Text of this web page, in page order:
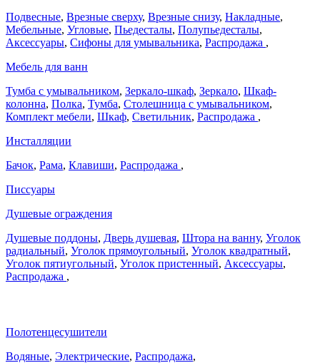
Подвесные, Врезные сверху, Врезные снизу, Накладные,
Мебельные, Угловые, Пьедесталы, Полупьедесталы,
Аксессуары, Сифоны для умывальника, Распродажа ,
Мебель для ванн
Тумба с умывальником, Зеркало-шкаф, Зеркало, Шкаф-
колонна, Полка, Тумба, Столешница с умывальником,
Комплект мебели, Шкаф, Светильник, Распродажа ,
Инсталляции
Бачок, Рама, Клавиши, Распродажа ,
Писсуары
Душевые ограждения
Душевые поддоны, Дверь душевая, Штора на ванну, Уголок
радиальный, Уголок прямоугольный, Уголок квадратный,
Уголок пятиугольный, Уголок пристенный, Аксессуары,
Распродажа ,
Полотенцесушители
Водяные, Электрические, Распродажа,